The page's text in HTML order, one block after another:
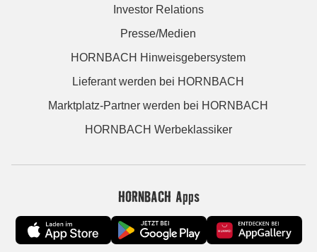
Investor Relations
Presse/Medien
HORNBACH Hinweisgebersystem
Lieferant werden bei HORNBACH
Marktplatz-Partner werden bei HORNBACH
HORNBACH Werbeklassiker
HORNBACH Apps